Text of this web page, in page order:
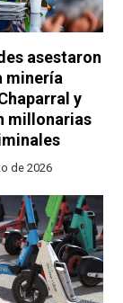
asestaron
minería
y
millonarias
de 2026